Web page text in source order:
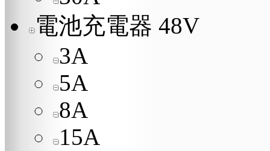
電池充電器 48V
3A
5A
8A
15A